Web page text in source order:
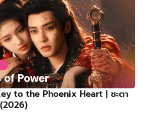
to the Phoenix Heart | ชะตา